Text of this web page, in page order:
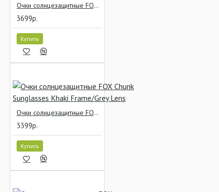
Очки солнцезащитные FOX Avius Wraps Trans Khaki Brown Mirror Lens
3699р.
Купить
Очки солнцезащитные FOX Chunk Sunglasses Khaki Frame/Grey Lens
3399р.
Купить